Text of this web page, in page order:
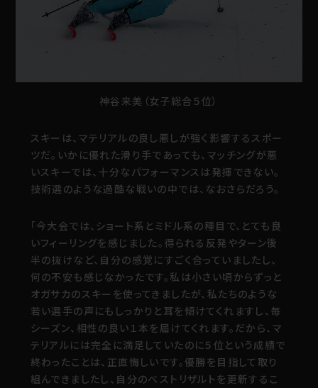
神谷来美（女子総合５位）
スキーは、マテリアルの良し悪しが強く影響するスポー
ツだ。いかに優れた滑り手であっても、マッチングが悪
いスキーでは、十分なパフォーマンスは発揮できない。
技術選のような過酷な戦いの中では、なおさらだろう。
「今大会では、ショート系とミドル系の種目で、とても良
いフィーリングを感じました。得られる反発やターン後
半の抜けなど、自分の感覚にすごく合っていましたし、
何の不安も感じなかったです。私は小さい頃からずっと
オガサカのスキーを使ってきましたが、私たちのような
若い選手の声にもしっかりと耳を傾けてくれますし、毎
シーズン、相性の良い１本を届けてくれます。だから、マ
テリアルには完全に満足していたのに５位という成績で
終わったことは、正直悔しいです。優勝を目指して取り
組んできましたし、自分のベストリザルトを更新するこ